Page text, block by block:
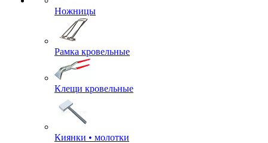
Ножницы
Рамка кровельные
Клещи кровельные
Киянки • молотки